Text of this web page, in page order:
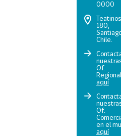
0000
Teatinos
180,
Chile.
Of.
aquí
Of.
en el
aquí